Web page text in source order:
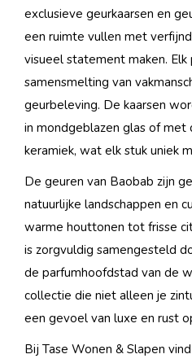
exclusieve geurkaarsen en
een ruimte vullen met
visueel statement maken. Elk
samensmelting van
geurbeleving. De kaarsen
in mondgeblazen glas of met
keramiek, wat elk stuk uniek
De geuren van Baobab zijn
natuurlijke landschappen en
warme houttonen tot frisse
is zorgvuldig samengesteld
de parfumhoofdstad van de
collectie die niet alleen je
een gevoel van luxe en rust
Bij Tase Wonen & Slapen